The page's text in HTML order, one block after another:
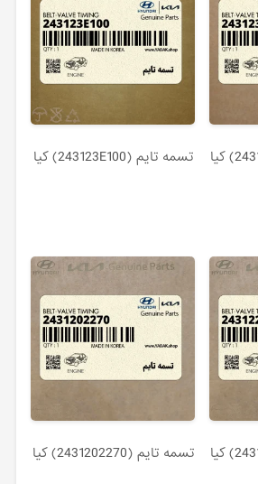
تسمه تايم (243123E100) کیا
تسمه تايم (2431202270) کیا